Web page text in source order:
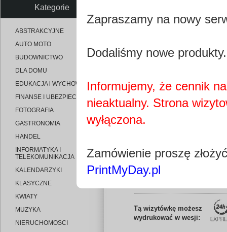
Kategorie
ABSTRAKCYJNE
AUTO MOTO
BUDOWNICTWO
DLA DOMU
EDUKACJA i WYCHOWANIE
FINANSE I UBEZPIECZENIA
FOTOGRAFIA
GASTRONOMIA
HANDEL
INFORMATYKA I
TELEKOMUNIKACJA
KALENDARZYKI
KLASYCZNE
KWIATY
MUZYKA
NIERUCHOMOSCI
Edytuj
Tą wizytówkę możesz
wydrukować w wesji:
Zapraszamy na nowy
Dodaliśmy nowe
Informujemy, że cennik
nieaktualny. Strona
wyłączona.
Zamówienie proszę
PrintMyDay.pl